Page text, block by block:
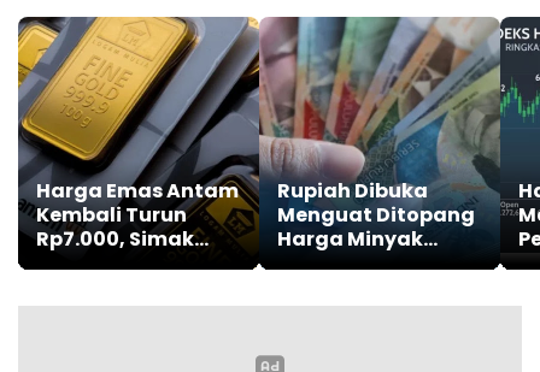
Harga Emas Antam
Kembali Turun
Rp7.000, Simak
Daftar Terbarunya
Rupiah Dibuka
Menguat Ditopang
Harga Minyak
Dunia yang